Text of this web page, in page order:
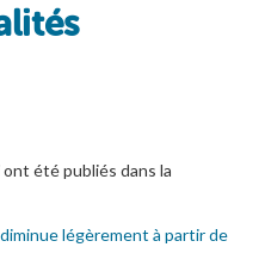
été publiés dans la
légèrement à partir de